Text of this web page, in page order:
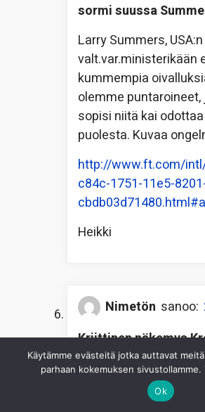
sormi suussa
Larry Summers,
valt.var.ministerikään
kummempia
olemme
sopisi niitä kai
puolesta. Kuvaa
http://www.ft.com/
c84c-1751-11e5-
Heikki
Nimetön sanoo:
Kriittinen näkemys
sisäpiiristä
Poliittisen kilpailijan
Kreikasta on aika
Käytämme evästeitä jotka auttavat
parhaan kokemuksen sivustollamme.
Ok